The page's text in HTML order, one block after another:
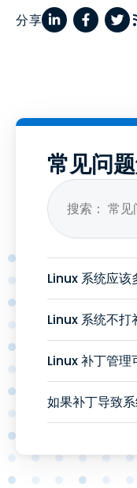
分享
常见问
Linux 系统应该
Linux 系统不打
Linux 补丁管理
如果补丁导致